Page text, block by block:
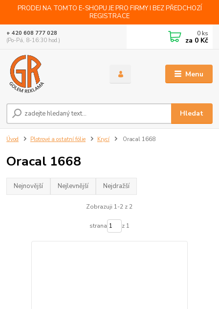
PRODEJ NA TOMTO E-SHOPU JE PRO FIRMY I BEZ PŘEDCHOZÍ
REGISTRACE
Menu
Hledat
+ 420 608 777 028
(Po-Pá, 8-16:30 hod.)
0 ks
za 0 Kč
Úvod Plotrové a ostatní fólie Krycí Oracal 1668
Oracal 1668
Nejnovější Nejlevnější Nejdražší
Zobrazuji 1-2 z 2
strana z 1